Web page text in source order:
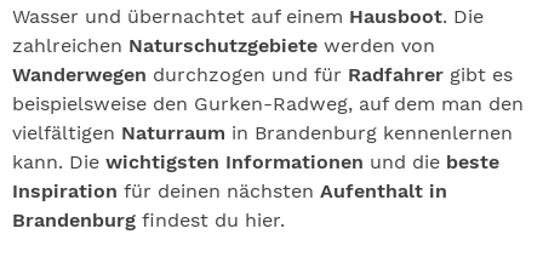
Wasser und übernachtet auf einem Hausboot. Die
zahlreichen Naturschutzgebiete werden von
Wanderwegen durchzogen und für Radfahrer gibt es
beispielsweise den Gurken-Radweg, auf dem man den
vielfältigen Naturraum in Brandenburg kennenlernen
kann. Die wichtigsten Informationen und die beste
Inspiration für deinen nächsten Aufenthalt in
Brandenburg findest du hier.